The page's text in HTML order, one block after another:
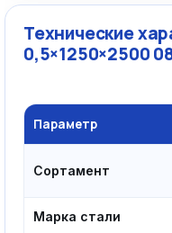
Технические
0,5×1250×2500
Параметр
Сортамент
Марка стали